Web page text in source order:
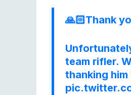
🙏🏻Thank
team rifler.
thanking